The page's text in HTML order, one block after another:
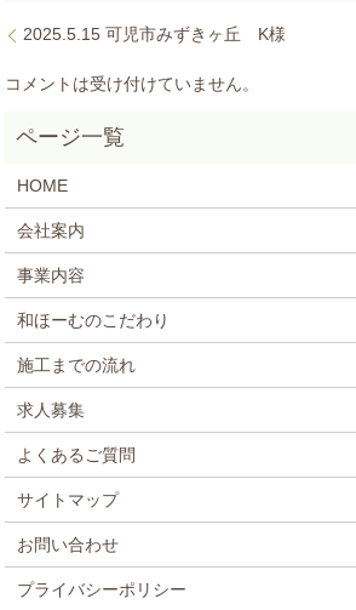
2025.5.15 可児市みずきヶ丘 K様
コメントは受け付けていません。
HOME
会社案内
事業内容
和ほーむのこだわり
施工までの流れ
求人募集
よくあるご質問
サイトマップ
お問い合わせ
プライバシーポリシー